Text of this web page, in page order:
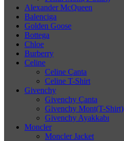
Alexander McQueen
Balenciga
Golden Goose
Bottega
Chloe
Burberry
Celine
Celine Çanta
Celine T-Shirt
Givenchy
Givenchy Çanta
Givenchy Mont(T-Shirt)
Givenchy Ayakkabı
Moncler
Moncler Jacket